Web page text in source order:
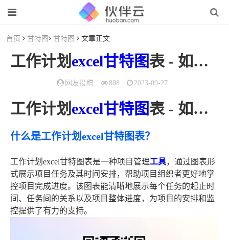
首页 甘特图 甘特图 文章正文
工作计划 excel甘特图表 - 如何
网友投稿 808 2023-09-27
工作计划 excel甘特图表 - 如何使用甘特图表提高工作计划效率
什么是工作计划excel甘特图表？
工作计划excel甘特图表是一种项目管理工具，通过图表形
式展示项目任务及其时间安排，帮助项目组织者更好地掌
控项目完成进度。该图表能清晰地展示每个任务的起止时
间、任务间的关系以及项目整体进度，为项目的安排和监
控提供了有力的支持。